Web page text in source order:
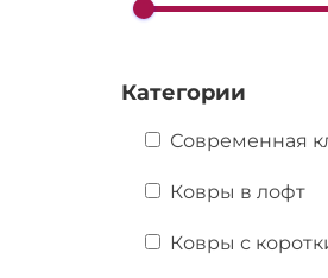
Категории
Современная
Ковры в лофт
Ковры с